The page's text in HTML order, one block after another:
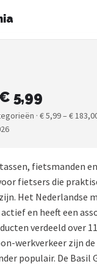
5,99
· € 5,99 – €
fietsmanden en
fietsers die
Het Nederlandse
en heeft een
verdeeld over
werkverkeer zijn de
populair. De Basil